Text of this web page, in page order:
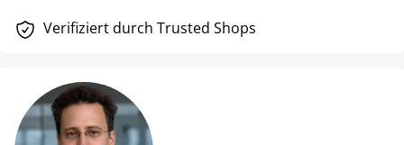
Verifiziert durch Trusted Shops